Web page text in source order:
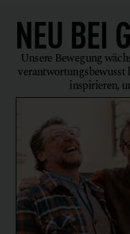
NEU BEI
Unsere Bewegung
verantwortungsbewusst
inspirieren,